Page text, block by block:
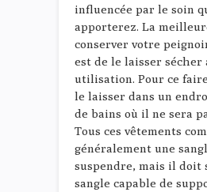
influencée par le soin
apporterez. La
conserver votre
est de le laisser sécher
utilisation. Pour ce
le laisser dans un
de bains où il ne sera
Tous ces vêtements
généralement une
suspendre, mais il doit
sangle capable de